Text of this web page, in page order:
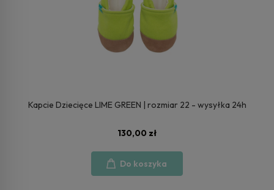
Kapcie Dziecięce LIME GREEN | rozmiar 22 - wysyłka 24h
130,00 zł
Do koszyka